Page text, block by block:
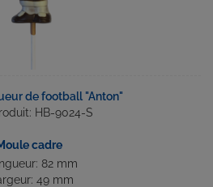
de football "Anton"
HB-9024-S
cadre
82 mm
49 mm